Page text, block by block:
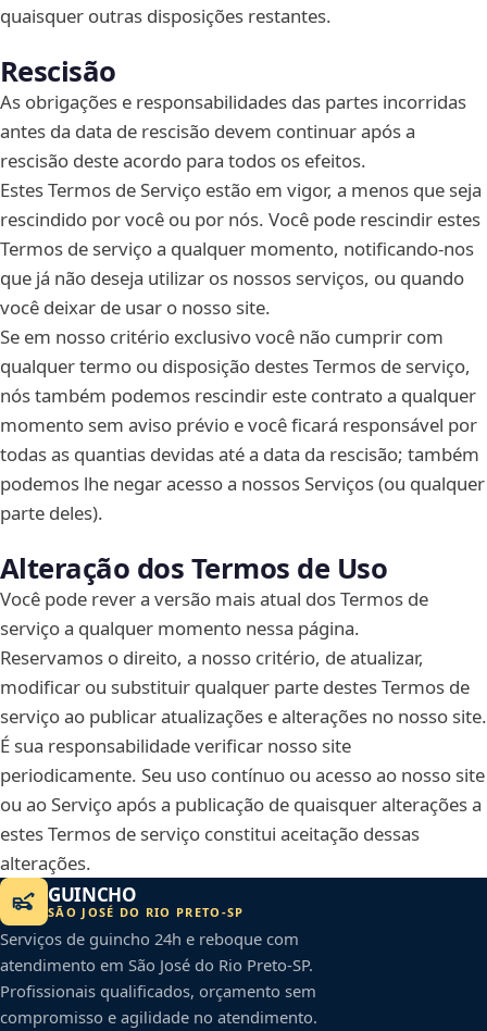
quaisquer outras disposições restantes.
Rescisão
As obrigações e responsabilidades das partes incorridas
antes da data de rescisão devem continuar após a
rescisão deste acordo para todos os efeitos.
Estes Termos de Serviço estão em vigor, a menos que seja
rescindido por você ou por nós. Você pode rescindir estes
Termos de serviço a qualquer momento, notificando-nos
que já não deseja utilizar os nossos serviços, ou quando
você deixar de usar o nosso site.
Se em nosso critério exclusivo você não cumprir com
qualquer termo ou disposição destes Termos de serviço,
nós também podemos rescindir este contrato a qualquer
momento sem aviso prévio e você ficará responsável por
todas as quantias devidas até a data da rescisão; também
podemos lhe negar acesso a nossos Serviços (ou qualquer
parte deles).
Alteração dos Termos de Uso
Você pode rever a versão mais atual dos Termos de
serviço a qualquer momento nessa página.
Reservamos o direito, a nosso critério, de atualizar,
modificar ou substituir qualquer parte destes Termos de
serviço ao publicar atualizações e alterações no nosso site.
É sua responsabilidade verificar nosso site
periodicamente. Seu uso contínuo ou acesso ao nosso site
ou ao Serviço após a publicação de quaisquer alterações a
estes Termos de serviço constitui aceitação dessas
alterações.
GUINCHO
SÃO JOSÉ DO RIO PRETO -SP
Serviços de guincho 24h e reboque com
atendimento em São José do Rio Preto-SP.
Profissionais qualificados, orçamento sem
compromisso e agilidade no atendimento.